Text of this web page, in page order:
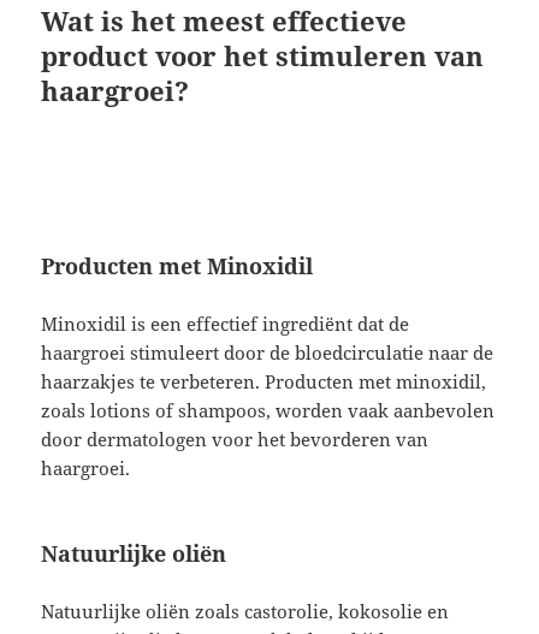
Wat is het meest effectieve
product voor het stimuleren van
haargroei?
Producten met Minoxidil
Minoxidil is een effectief ingrediënt dat de
haargroei stimuleert door de bloedcirculatie naar de
haarzakjes te verbeteren. Producten met minoxidil,
zoals lotions of shampoos, worden vaak aanbevolen
door dermatologen voor het bevorderen van
haargroei.
Natuurlijke oliën
Natuurlijke oliën zoals castorolie, kokosolie en